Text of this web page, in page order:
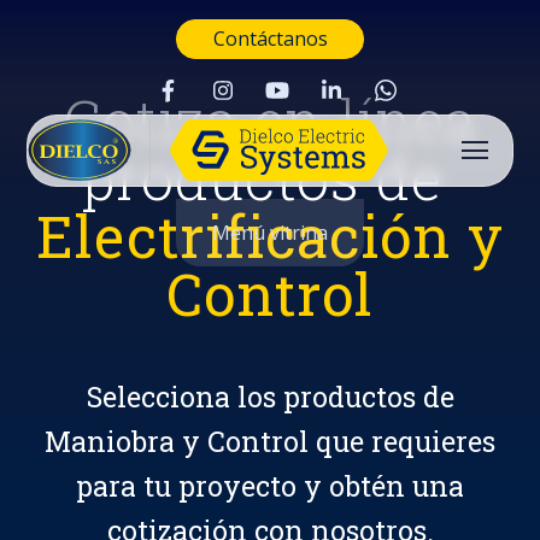
Contáctanos
Menú vitrina
Cotiza en línea
productos de
Electrificación y
Control
Selecciona los productos de
Maniobra y Control que requieres
para tu proyecto y obtén una
cotización con nosotros.